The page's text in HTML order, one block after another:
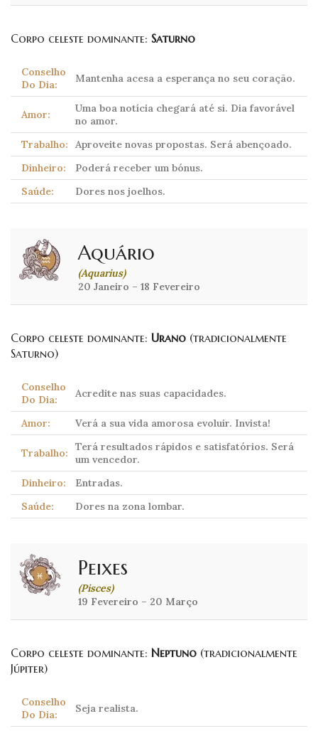
Corpo celeste dominante: Saturno
Conselho
Do Dia:
Mantenha acesa a esperança no seu coração.
Amor:
Uma boa notícia chegará até si. Dia favorável
no amor.
Trabalho:
Aproveite novas propostas. Será abençoado.
Dinheiro:
Poderá receber um bónus.
Saúde:
Dores nos joelhos.
Aquário
(Aquarius)
20 Janeiro – 18 Fevereiro
Corpo celeste dominante: Urano (tradicionalmente
Saturno)
Conselho
Do Dia:
Acredite nas suas capacidades.
Amor: Verá a sua vida amorosa evoluir. Invista!
Trabalho:
Terá resultados rápidos e satisfatórios. Será
um vencedor.
Dinheiro:
Entradas.
Saúde:
Dores na zona lombar.
Peixes
(Pisces)
19 Fevereiro – 20 Março
Corpo celeste dominante: Neptuno (tradicionalmente
Júpiter)
Conselho
Do Dia:
Seja realista.